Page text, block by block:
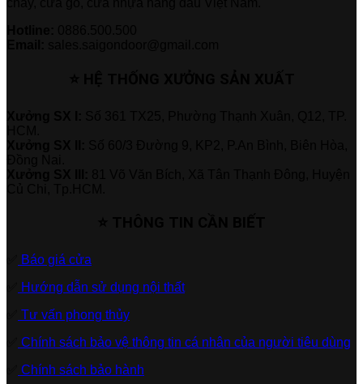
Báo giá cửa
Hướng dẫn sử dụng nội thất
Tư vấn phong thủy
Chính sách bảo vệ thông tin cá nhân của người tiêu dùng
Chính sách bảo hành